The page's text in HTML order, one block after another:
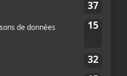
vraiment permis
pour la
de vivre cette